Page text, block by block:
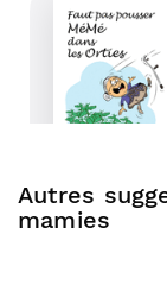
Autres
mamies